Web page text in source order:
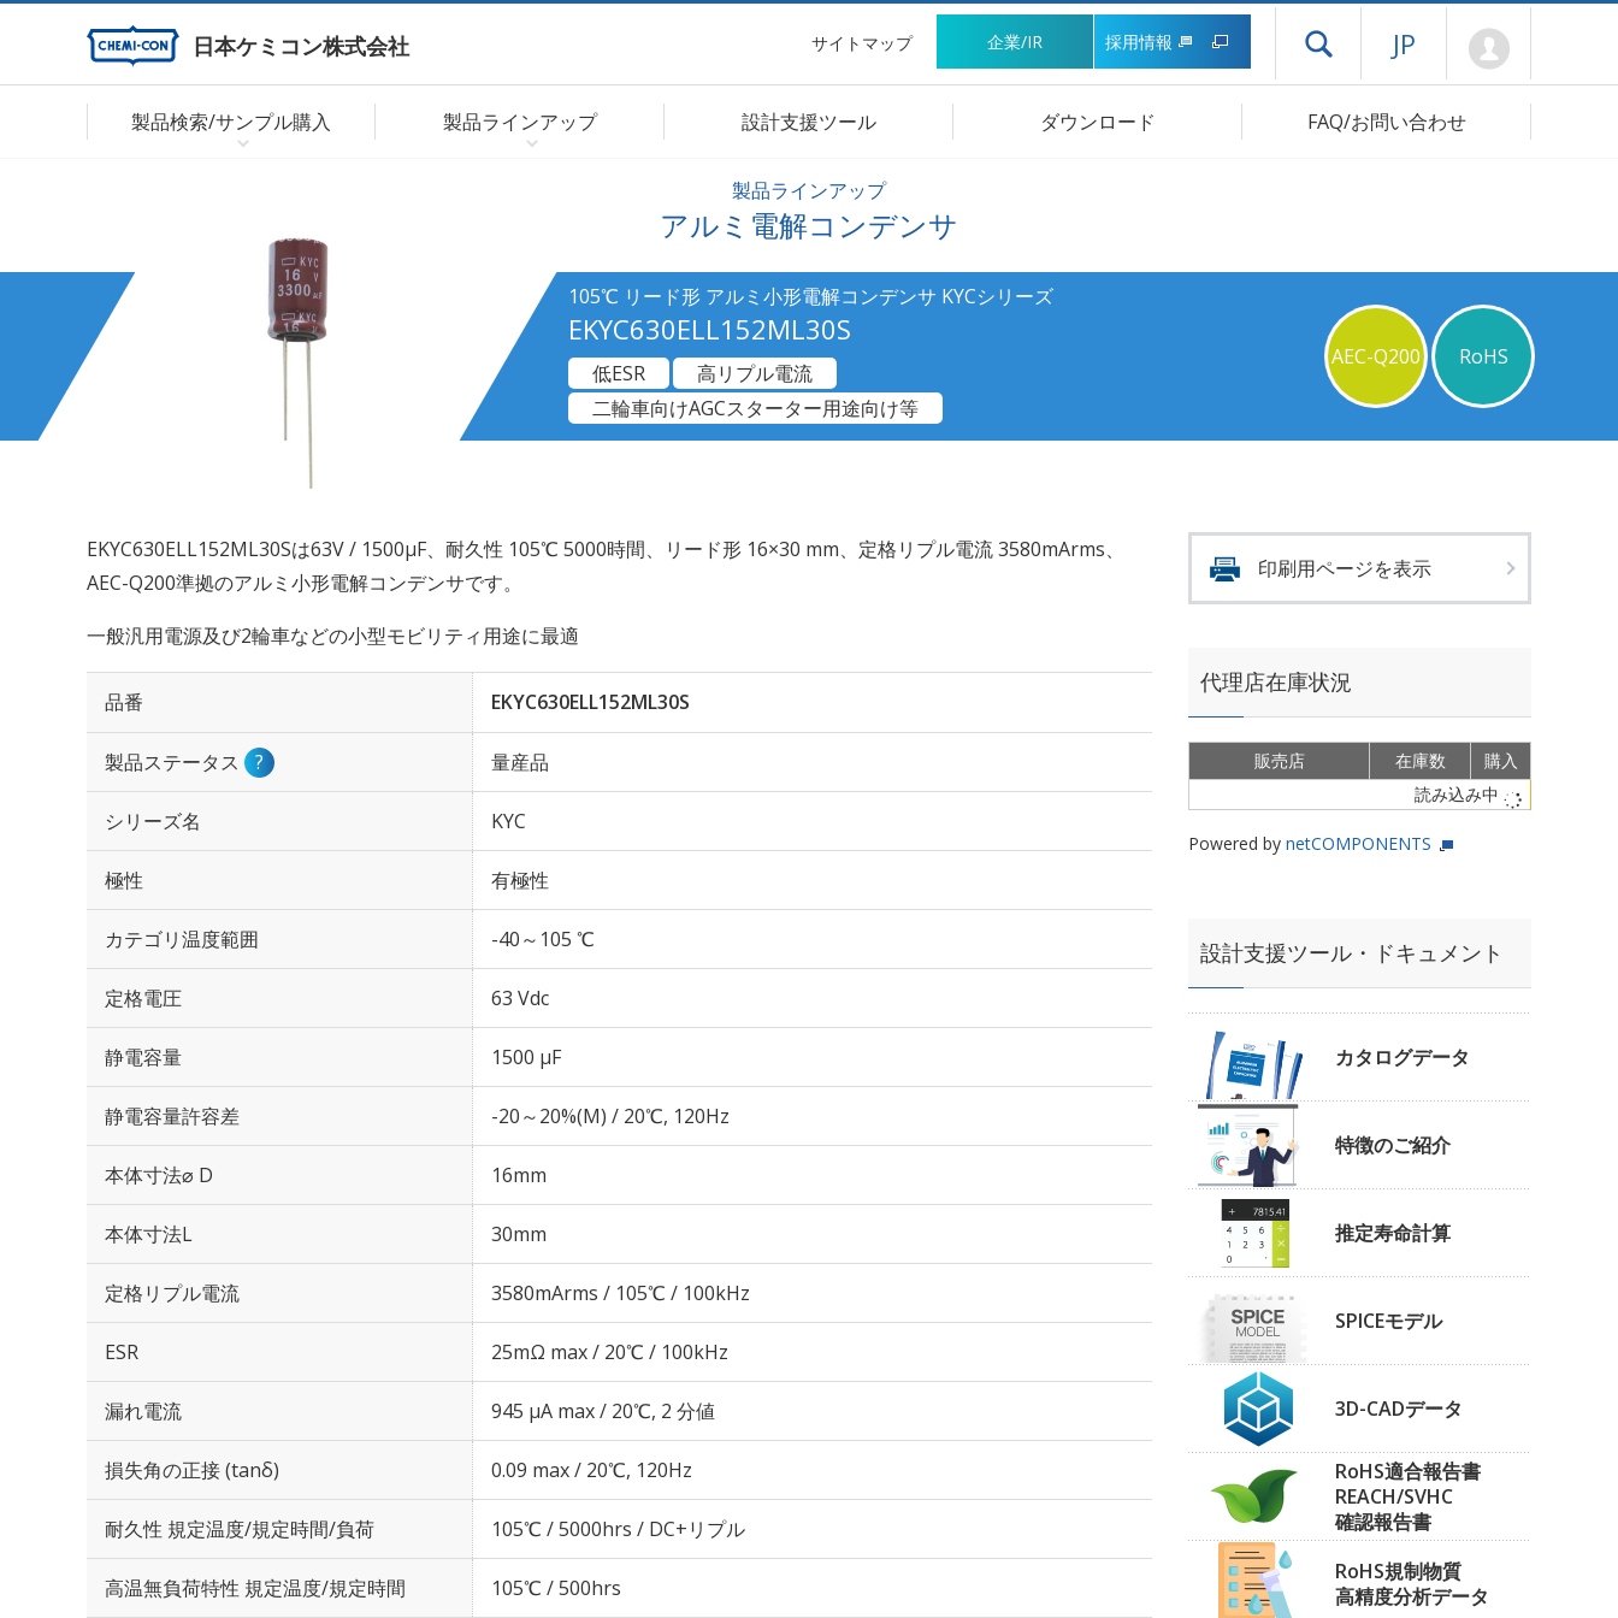
日本ケミコン株式会社 サイトマップ 企業/IR 採用情報 ドロワーメニューを開く
JP
製品検索/サンプル購入 製品ラインアップ 設計支援ツール ダウンロード FAQ/お問い合わせ
製品ラインアップ
アルミ電解コンデンサ
105℃ リード形 アルミ小形電解コンデンサ KYCシリーズ
EKYC630ELL152ML30S
AEC-Q200 RoHS
低ESR
高リプル電流
二輪車向けAGCスターター用途向け等
EKYC630ELL152ML30Sは63V / 1500µF、耐久性 105℃ 5000時間、リード形 16×30 mm、定格リプル電流 3580mArms、
AEC-Q200準拠のアルミ小形電解コンデンサです。
一般汎用電源及び2輪車などの小型モビリティ用途に最適
品番 EKYC630ELL152ML30S
製品ステータス ? 量産品
シリーズ名 KYC
極性 有極性
カテゴリ温度範囲 -40～105 ℃
定格電圧 63 Vdc
静電容量 1500 µF
静電容量許容差 -20～20%(M) / 20℃, 120Hz
本体寸法⌀ D 16mm
本体寸法L 30mm
定格リプル電流 3580mArms / 105℃ / 100kHz
ESR 25mΩ max / 20℃ / 100kHz
漏れ電流 945 μA max / 20℃, 2 分値
損失角の正接 (tanδ) 0.09 max / 20℃, 120Hz
耐久性 規定温度/規定時間/負荷 105℃ / 5000hrs / DC+リプル
高温無負荷特性 規定温度/規定時間 105℃ / 500hrs
印刷用ページを表示
代理店在庫状況
販売店 在庫数
購入
読み込み中
Powered by netCOMPONENTS
設計支援ツール・ドキュメント
カタログデータ
特徴のご紹介
推定寿命計算
SPICEモデル
3D-CADデータ
RoHS適合報告書
REACH/SVHC
確認報告書
RoHS規制物質
高精度分析データ